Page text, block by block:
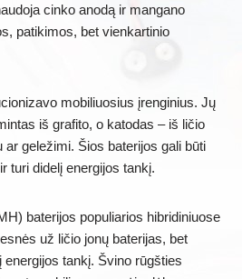
cinko anodą ir mangano
patikimos, bet vienkartinio
mobiliuosius įrenginius. Jų
iš grafito, o katodas – iš ličio
ar geležimi. Šios baterijos gali būti
turi didelį energijos tankį.
baterijos populiarios hibridiniuose
už ličio jonų baterijas, bet
tankį. Švino rūgšties